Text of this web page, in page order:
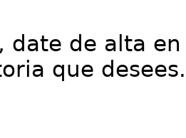
date de alta
que desees.